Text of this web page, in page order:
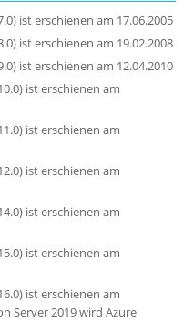
ist erschienen am 17.06.2005
ist erschienen am 19.02.2008
ist erschienen am 12.04.2010
ist erschienen am
ist erschienen am
ist erschienen am
ist erschienen am
ist erschienen am
ist erschienen am
Server 2019 wird Azure